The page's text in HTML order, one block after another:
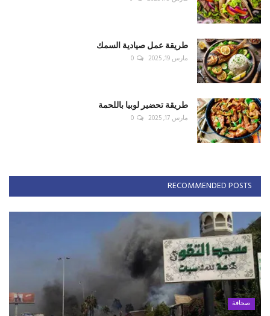
طريقة عمل صيادية السمك
مارس 19, 2025 0
طريقة تحضير لوبيا باللحمة
مارس 17, 2025 0
RECOMMENDED POSTS
صحافة